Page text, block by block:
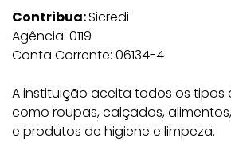
Contribua:Sicredi
Agência: 0119
Conta Corrente: 06134-4
A instituição aceita todos os tipos
como roupas, calçados,
e produtos de higiene e limpeza.